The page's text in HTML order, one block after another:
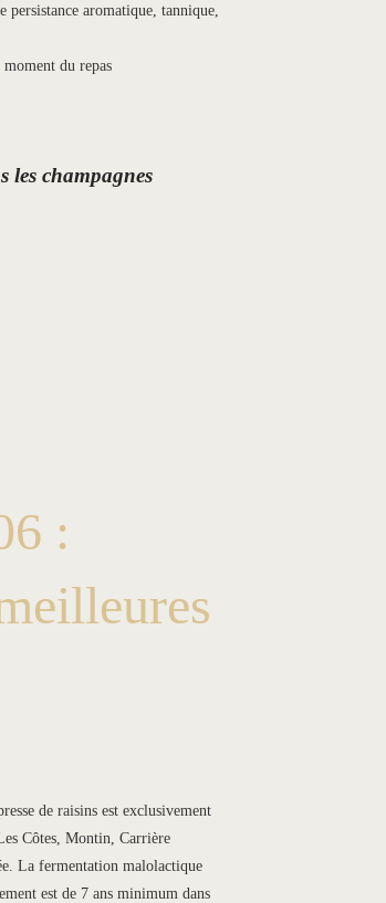
aromatique, tannique,
du repas
les champagnes
:
de raisins est exclusivement
Côtes, Montin, Carrière
La fermentation malolactique
est de 7 ans minimum dans